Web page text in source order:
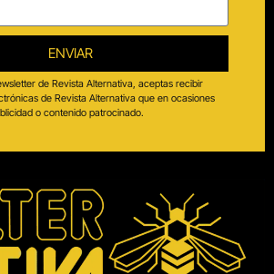
ENVIAR
de Revista Alternativa, aceptas recibir
de Revista Alternativa que en ocasiones
o contenido patrocinado.